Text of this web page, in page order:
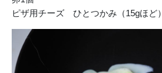
ピザ用チーズ ひとつかみ（15gほど）